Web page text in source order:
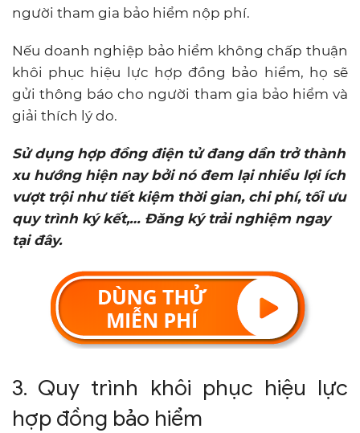
người tham gia bảo hiểm nộp phí.
Nếu doanh nghiệp bảo hiểm không chấp thuận
khôi phục hiệu lực hợp đồng bảo hiểm, họ sẽ
gửi thông báo cho người tham gia bảo hiểm và
giải thích lý do.
Sử dụng hợp đồng điện tử đang dần trở thành
xu hướng hiện nay bởi nó đem lại nhiều lợi ích
vượt trội như tiết kiệm thời gian, chi phí, tối ưu
quy trình ký kết,… Đăng ký trải nghiệm ngay
tại đây.
3. Quy trình khôi phục hiệu lực
hợp đồng bảo hiểm